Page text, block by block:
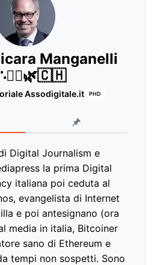
Manganelli
Assodigitale.it PHD
Digital Journalism e
la prima Digital
italiana poi ceduta al
evangelista di Internet
e poi antesignano (ora
media in italia, Bitcoiner
sano di Ethereum e
tempi non sospetti. Sono